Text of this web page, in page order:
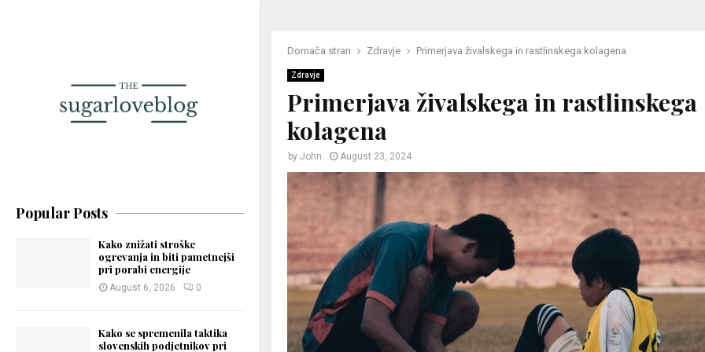
Popular Posts
Kako znižati stroške
ogrevanja in biti pametnejši
pri porabi energije
August 6, 2026 0
Kako se spremenila taktika
slovenskih podjetnikov pri
Domača stran Zdravje Primerjava živalskega in rastlinskega kolagena
Zdravje
Primerjava živalskega in rastlinskega
kolagena
by John August 23, 2024